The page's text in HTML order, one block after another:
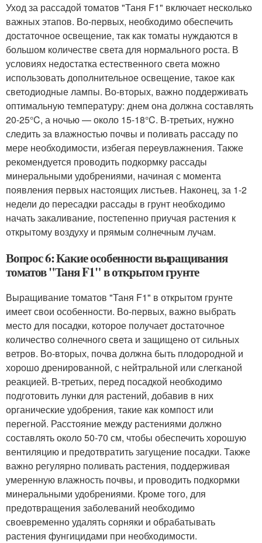
Уход за рассадой томатов "Таня F1" включает несколько
важных этапов. Во-первых, необходимо обеспечить
достаточное освещение, так как томаты нуждаются в
большом количестве света для нормального роста. В
условиях недостатка естественного света можно
использовать дополнительное освещение, такое как
светодиодные лампы. Во-вторых, важно поддерживать
оптимальную температуру: днем она должна составлять
20-25°C, а ночью — около 15-18°C. В-третьих, нужно
следить за влажностью почвы и поливать рассаду по
мере необходимости, избегая переувлажнения. Также
рекомендуется проводить подкормку рассады
минеральными удобрениями, начиная с момента
появления первых настоящих листьев. Наконец, за 1-2
недели до пересадки рассады в грунт необходимо
начать закаливание, постепенно приучая растения к
открытому воздуху и прямым солнечным лучам.
Вопрос 6: Какие особенности выращивания
томатов "Таня F1" в открытом грунте
Выращивание томатов "Таня F1" в открытом грунте
имеет свои особенности. Во-первых, важно выбрать
место для посадки, которое получает достаточное
количество солнечного света и защищено от сильных
ветров. Во-вторых, почва должна быть плодородной и
хорошо дренированной, с нейтральной или слегканой
реакцией. В-третьих, перед посадкой необходимо
подготовить лунки для растений, добавив в них
органические удобрения, такие как компост или
перегной. Расстояние между растениями должно
составлять около 50-70 см, чтобы обеспечить хорошую
вентиляцию и предотвратить загущение посадки. Также
важно регулярно поливать растения, поддерживая
умеренную влажность почвы, и проводить подкормки
минеральными удобрениями. Кроме того, для
предотвращения заболеваний необходимо
своевременно удалять сорняки и обрабатывать
растения фунгицидами при необходимости.